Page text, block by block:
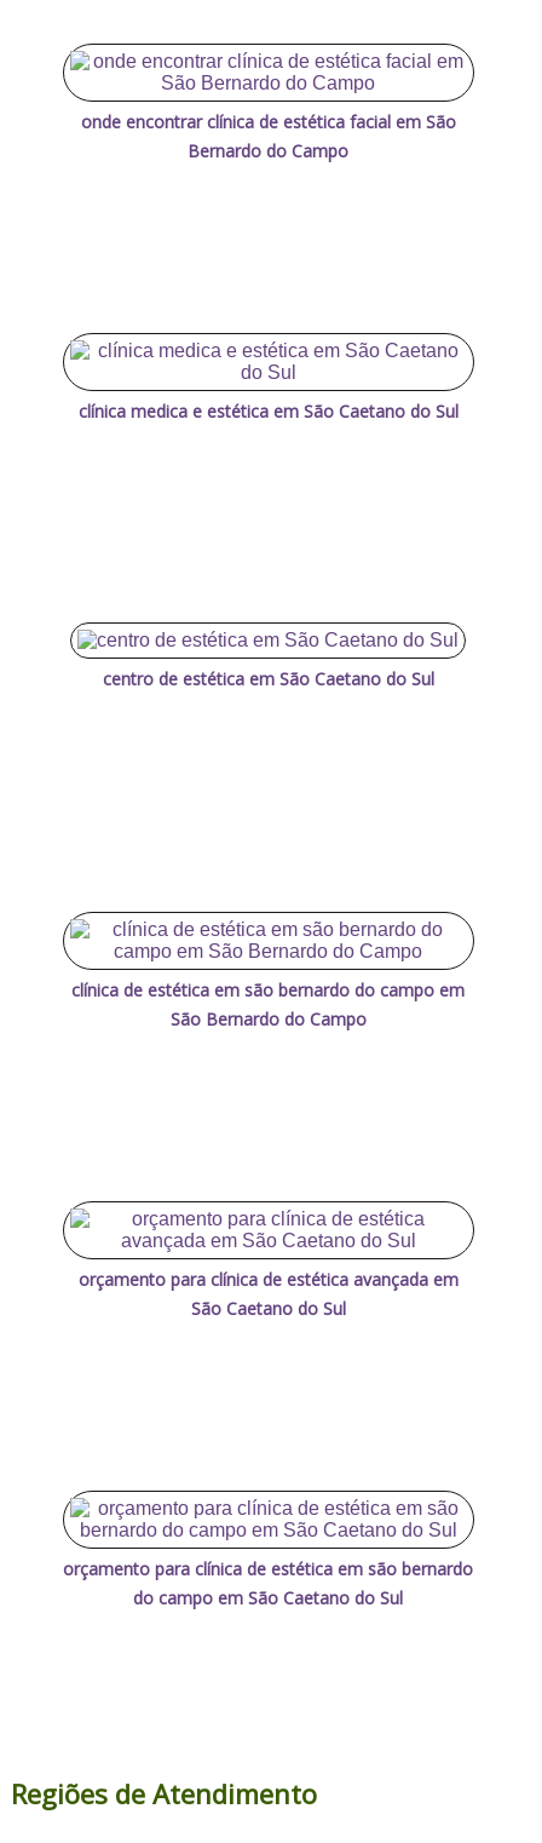
onde encontrar clínica de estética facial em São
Bernardo do Campo
clínica medica e estética em São Caetano do Sul
centro de estética em São Caetano do Sul
clínica de estética em são bernardo do campo em
São Bernardo do Campo
orçamento para clínica de estética avançada em
São Caetano do Sul
orçamento para clínica de estética em são bernardo
do campo em São Caetano do Sul
Regiões de Atendimento